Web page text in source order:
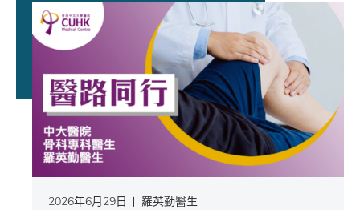
2026年6月29日 羅英勤醫生